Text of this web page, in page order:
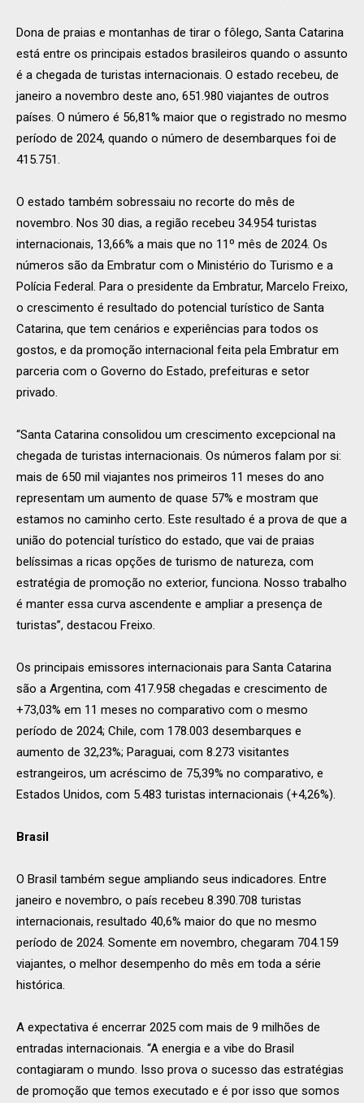
Dona de praias e montanhas de tirar o fôlego, Santa Catarina
está entre os principais estados brasileiros quando o assunto
é a chegada de turistas internacionais. O estado recebeu, de
janeiro a novembro deste ano, 651.980 viajantes de outros
países. O número é 56,81% maior que o registrado no mesmo
período de 2024, quando o número de desembarques foi de
415.751.
O estado também sobressaiu no recorte do mês de
novembro. Nos 30 dias, a região recebeu 34.954 turistas
internacionais, 13,66% a mais que no 11º mês de 2024. Os
números são da Embratur com o Ministério do Turismo e a
Polícia Federal. Para o presidente da Embratur, Marcelo Freixo,
o crescimento é resultado do potencial turístico de Santa
Catarina, que tem cenários e experiências para todos os
gostos, e da promoção internacional feita pela Embratur em
parceria com o Governo do Estado, prefeituras e setor
privado.
“Santa Catarina consolidou um crescimento excepcional na
chegada de turistas internacionais. Os números falam por si:
mais de 650 mil viajantes nos primeiros 11 meses do ano
representam um aumento de quase 57% e mostram que
estamos no caminho certo. Este resultado é a prova de que a
união do potencial turístico do estado, que vai de praias
belíssimas a ricas opções de turismo de natureza, com
estratégia de promoção no exterior, funciona. Nosso trabalho
é manter essa curva ascendente e ampliar a presença de
turistas”, destacou Freixo.
Os principais emissores internacionais para Santa Catarina
são a Argentina, com 417.958 chegadas e crescimento de
+73,03% em 11 meses no comparativo com o mesmo
período de 2024; Chile, com 178.003 desembarques e
aumento de 32,23%; Paraguai, com 8.273 visitantes
estrangeiros, um acréscimo de 75,39% no comparativo, e
Estados Unidos, com 5.483 turistas internacionais (+4,26%).
Brasil
O Brasil também segue ampliando seus indicadores. Entre
janeiro e novembro, o país recebeu 8.390.708 turistas
internacionais, resultado 40,6% maior do que no mesmo
período de 2024. Somente em novembro, chegaram 704.159
viajantes, o melhor desempenho do mês em toda a série
histórica.
A expectativa é encerrar 2025 com mais de 9 milhões de
entradas internacionais. “A energia e a vibe do Brasil
contagiaram o mundo. Isso prova o sucesso das estratégias
de promoção que temos executado e é por isso que somos